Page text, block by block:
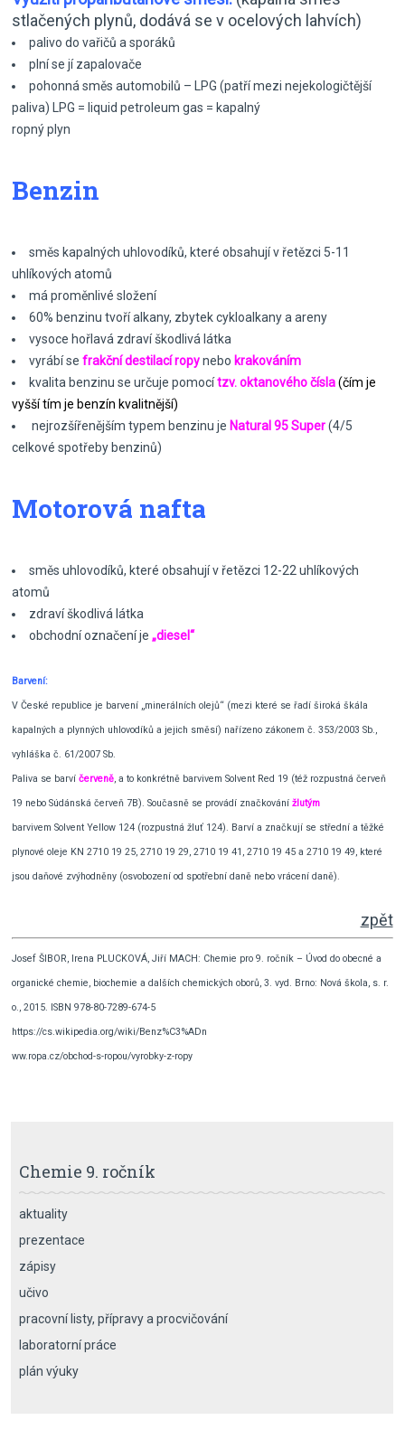
stlačených plynů, dodává se v ocelových lahvích)
palivo do vařičů a sporáků
plní se jí zapalovače
pohonná směs automobilů – LPG (patří mezi nejekologičtější
paliva) LPG = liquid petroleum gas = kapalný
ropný plyn
Benzin
směs kapalných uhlovodíků, které obsahují v řetězci 5-11
uhlíkových atomů
má proměnlivé složení
60% benzinu tvoří alkany, zbytek cykloalkany a areny
vysoce hořlavá zdraví škodlivá látka
vyrábí sefrakční destilací ropy nebokrakováním
kvalita benzinu se určuje pomocítzv. oktanového čísla(čím je
vyšší tím je benzín kvalitnější)
nejrozšířenějším typem benzinu jeNatural 95 Super (4/5
celkové spotřeby benzinů)
Motorová nafta
směs uhlovodíků, které obsahují v řetězci 12-22 uhlíkových
atomů
zdraví škodlivá látka
obchodní označení je„diesel“
Barvení:
V České republice je barvení „minerálních olejů“ (mezi které se řadí široká škála
kapalných a plynných uhlovodíků a jejich směsí) nařízeno zákonem č. 353/2003 Sb.,
vyhláška č. 61/2007 Sb.
Paliva se barvíčerveně , a to konkrétně barvivem Solvent Red 19 (též rozpustná červeň
19 neboSúdánská červeň 7B). Současně se provádí značkovánížlutým
barvivem Solvent Yellow 124 (rozpustná žluť 124). Barví a značkují se střední a těžké
plynové oleje KN 2710 19 25, 2710 19 29, 2710 19 41, 2710 19 45 a 2710 19 49, které
jsou daňové zvýhodněny (osvobození od spotřební daně nebo vrácení daně).
zpět
Josef ŠIBOR, Irena PLUCKOVÁ, Jiří MACH: Chemie pro 9. ročník – Úvod do obecné a
organické chemie, biochemie a dalších chemických oborů, 3. vyd. Brno: Nová škola, s. r.
o., 2015. ISBN 978-80-7289-674-5
https://cs.wikipedia.org/wiki/Benz%C3%ADn
ww.ropa.cz/obchod-s-ropou/vyrobky-z-ropy
Chemie 9. ročník
aktuality
prezentace
zápisy
učivo
pracovní listy, přípravy a procvičování
laboratorní práce
plán výuky